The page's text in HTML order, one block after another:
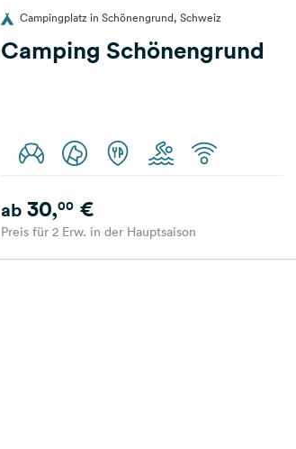
Campingplatz in Schönengrund, Schweiz
Camping Schönengrund
ab30,00€
Preis für 2 Erw. in der Hauptsaison